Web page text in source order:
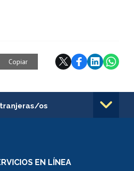
Copiar
os
EN LÍNEA